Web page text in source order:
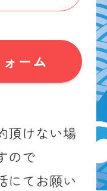
ーム
頂けない場
ので
にてお願い